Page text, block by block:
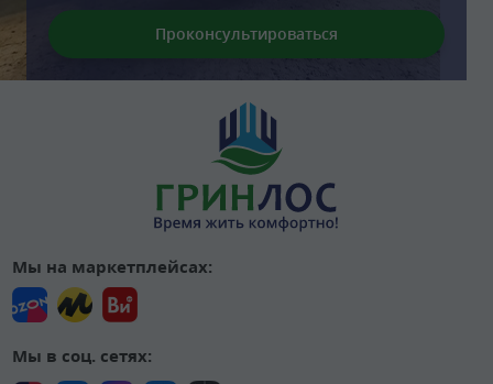
Мы на маркетплейсах:
Мы в соц. сетях: